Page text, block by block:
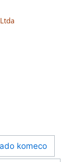
komeco